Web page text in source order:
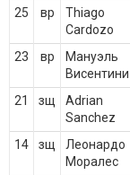
25
вр
Thiago
Cardozo
23 вр
Мануэль
Висентини
21 зщ
Adrian
Sanchez
14 зщ
Леонардо
Моралес